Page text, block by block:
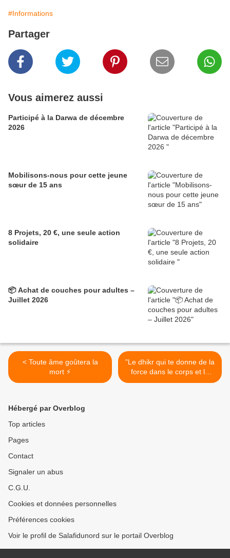
#Informations
Partager
Vous aimerez aussi
Participé à la Darwa de décembre
2026
Mobilisons-nous pour cette jeune
sœur de 15 ans
8 Projets, 20 €, une seule action
solidaire
📦 Achat de couches pour adultes –
Juillet 2026
< Toute âme goûtera la
mort ⚡
"Le dhikr qui te donne de la
force dans le corps et le
cœur" >
Hébergé par Overblog
Top articles
Pages
Contact
Signaler un abus
C.G.U.
Cookies et données personnelles
Préférences cookies
Voir le profil de Salafidunord sur le portail Overblog